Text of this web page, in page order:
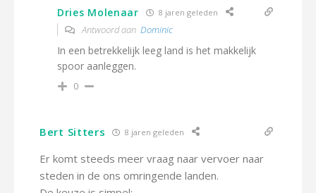
Dries Molenaar 8 jaren geleden
Antwoord aan Dominic
In een betrekkelijk leeg land is het makkelijk
spoor aanleggen.
0
Bert Sitters 8 jaren geleden
Er komt steeds meer vraag naar vervoer naar
steden in de ons omringende landen.